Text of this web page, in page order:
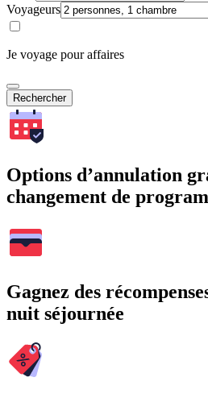
Voyageurs
Je voyage pour affaires
Rechercher
Options d’annulation
changement de
Gagnez des
nuit séjournée